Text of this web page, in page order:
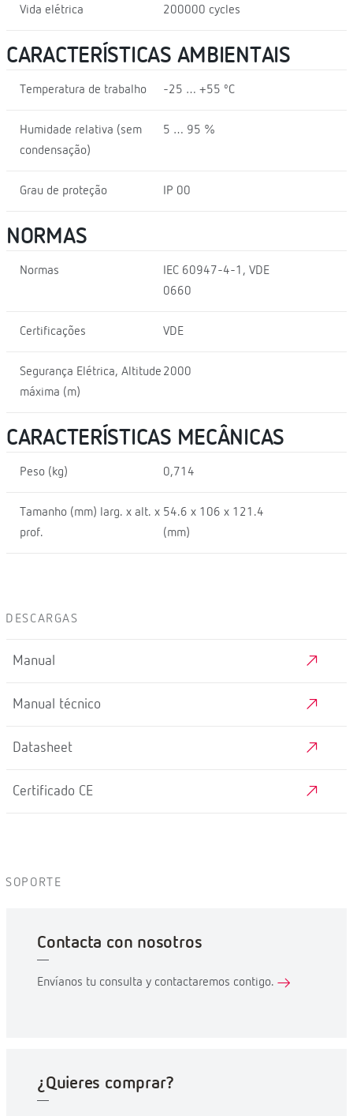
Vida elétrica 200000 cycles
CARACTERÍSTICAS AMBIENTAIS
Temperatura de trabalho -25 … +55 ºC
Humidade relativa (sem
condensação)
5 … 95 %
Grau de proteção IP 00
NORMAS
Normas
IEC 60947-4-1, VDE
0660
Certificações VDE
Segurança Elétrica, Altitude
máxima (m)
2000
CARACTERÍSTICAS MECÂNICAS
Peso (kg) 0,714
Tamanho (mm) larg. x alt. x
prof.
54.6 x 106 x 121.4
(mm)
DESCARGAS
Manual
Manual técnico
Datasheet
Certificado CE
SOPORTE
Contacta con nosotros
Envíanos tu consulta y contactaremos contigo.
¿Quieres comprar?